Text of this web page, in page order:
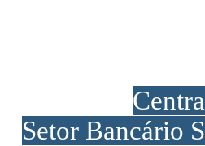
Setor Bancário